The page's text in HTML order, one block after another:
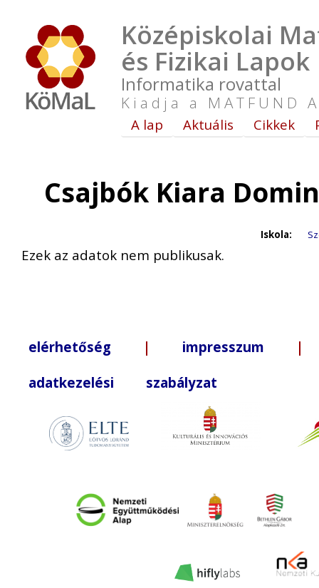
Középiskolai
és Fizikai Lapok
Informatika rovattal
Kiadja a MATFUND
A lap Aktuális Cikkek
Csajbók Kiara
Iskola:
Ezek az adatok nem publikusak.
elérhetőség | impresszum |
adatkezelési szabályzat